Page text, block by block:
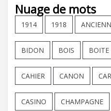
Nuage de mots
1914 1918
BIDON BOIS BOITE
CAHIER CANON
CASINO CHAMPAGNE